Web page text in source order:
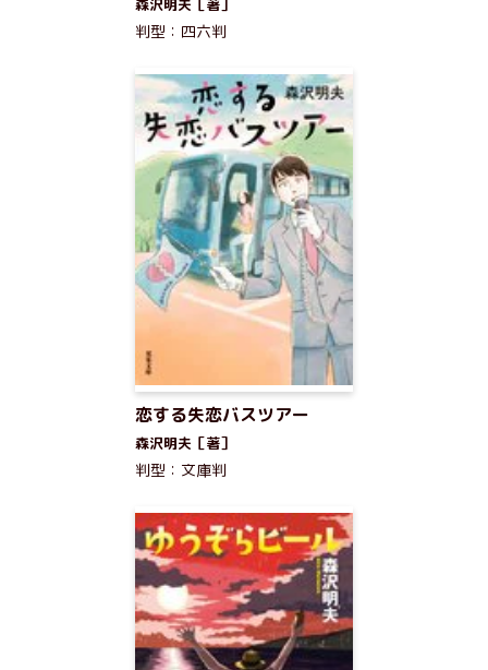
森沢明夫［著］
判型：四六判
恋する失恋バスツアー
森沢明夫［著］
判型：文庫判